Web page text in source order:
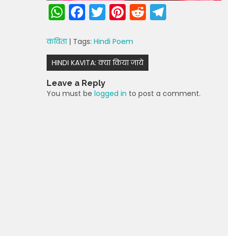
W
h
a
ts
A
p
F
a
c
e
b
o
T
w
itt
er
Pi
nt
er
e
st
R
e
di
t
m
कविता| Tags: Hindi Poem
Post
navigation
HINDI KAVITA: क्या किया जाये
Leave a Reply
You must be logged in to post a comment.